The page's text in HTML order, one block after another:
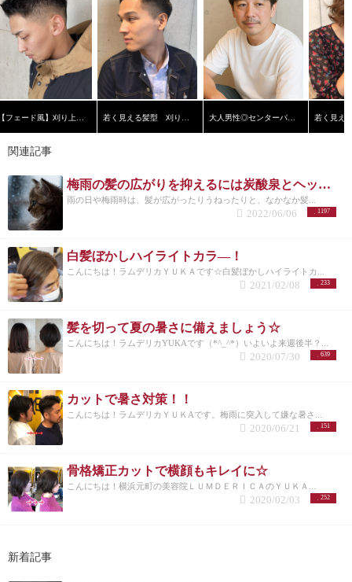
大人男性◎センターパート
関連記事
梅雨の髪の広がりを抑えるには炭酸泉とヘッドスパ！？！？
雨の日や梅雨時は、髪が広がったりうねったりと、なかなか髪...
1197
2022/06/06
白髪ぼかしハイライトカラ―！
こんにちは！ラムデリカＹＵＫＡです☆白髪ぼかしハイライトカ...
233
2021/02/08
髪を切って夏の暑さに備えましょう☆
こんにちは！ラムデリカYUKAです（*^_^*）いよいよ来週後半？...
639
2020/07/30
カットで暑さ対策！！
こんにちは！ラムデリカＹＵＫAです。梅雨に突入して嫌な暑さ...
151
2020/06/21
骨格矯正カットで横顔もキレイに☆
こんにちは！横浜元町の美容院ＬＵＭＤＥＲＩＣＡのＹＵＫＡ...
252
2020/02/03
新着記事